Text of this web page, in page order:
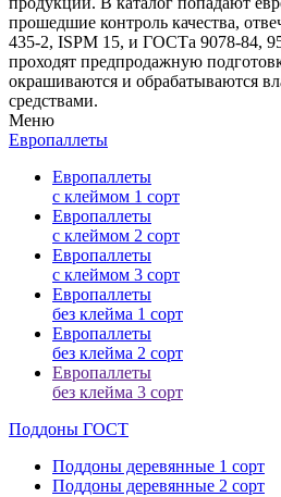
прошедшие контроль качества,
435-2, ISPM 15, и ГОСТа 9078-84,
проходят предпродажную
окрашиваются и обрабатываются
средствами.
Меню
Европаллеты
Европаллеты
с клеймом 1 сорт
Европаллеты
с клеймом 2 сорт
Европаллеты
с клеймом 3 сорт
Европаллеты
без клейма 1 сорт
Европаллеты
без клейма 2 сорт
Европаллеты
без клейма 3 сорт
Поддоны ГОСТ
Поддоны деревянные 1 сорт
Поддоны деревянные 2 сорт